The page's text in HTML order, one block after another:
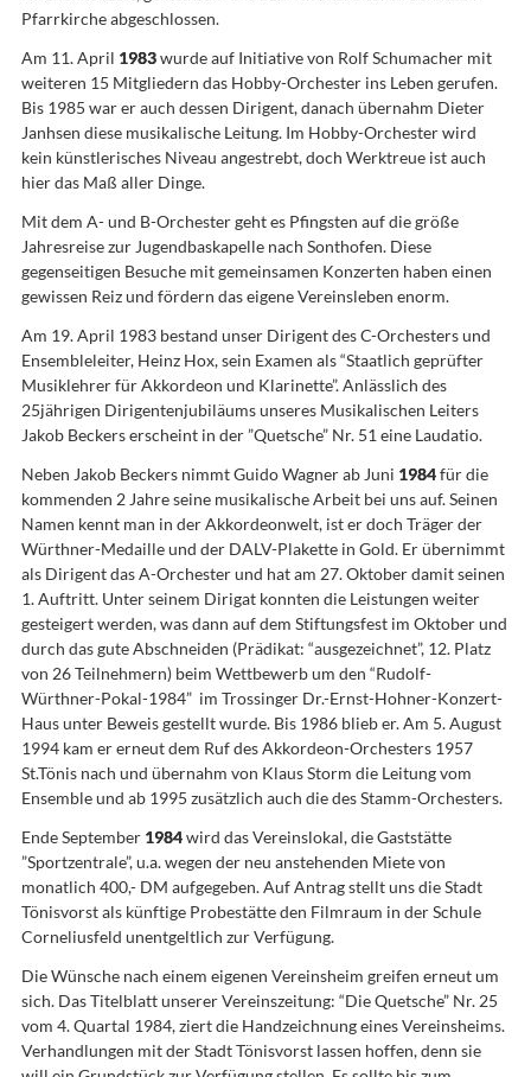
Pfarrkirche abgeschlossen.
Am 11. April 1983wurde auf Initiative von Rolf Schumacher mit
weiteren 15 Mitgliedern das Hobby-Orchester ins Leben gerufen.
Bis 1985 war er auch dessen Dirigent, danach übernahm Dieter
Janhsen diese musikalische Leitung. Im Hobby-Orchester wird
kein künstlerisches Niveau angestrebt, doch Werktreue ist auch
hier das Maß aller Dinge.
Mit dem A- und B-Orchester geht es Pfingsten auf die größe
Jahresreise zur Jugendbaskapelle nach Sonthofen. Diese
gegenseitigen Besuche mit gemeinsamen Konzerten haben einen
gewissen Reiz und fördern das eigene Vereinsleben enorm.
Am 19. April 1983 bestand unser Dirigent des C-Orchesters und
Ensembleleiter, Heinz Hox, sein Examen als “Staatlich geprüfter
Musiklehrer für Akkordeon und Klarinette”. Anlässlich des
25jährigen Dirigentenjubiläums unseres Musikalischen Leiters
Jakob Beckers erscheint in der ”Quetsche” Nr. 51 eine Laudatio.
Neben Jakob Beckers nimmt Guido Wagner ab Juni 1984für die
kommenden 2 Jahre seine musikalische Arbeit bei uns auf. Seinen
Namen kennt man in der Akkordeonwelt, ist er doch Träger der
Würthner-Medaille und der DALV-Plakette in Gold. Er übernimmt
als Dirigent das A-Orchester und hat am 27. Oktober damit seinen
1. Auftritt. Unter seinem Dirigat konnten die Leistungen weiter
gesteigert werden, was dann auf dem Stiftungsfest im Oktober und
durch das gute Abschneiden (Prädikat: “ausgezeichnet”, 12. Platz
von 26 Teilnehmern) beim Wettbewerb um den “Rudolf-
Würthner-Pokal-1984” im Trossinger Dr.-Ernst-Hohner-Konzert-
Haus unter Beweis gestellt wurde. Bis 1986 blieb er. Am 5. August
1994 kam er erneut dem Ruf des Akkordeon-Orchesters 1957
St.Tönis nach und übernahm von Klaus Storm die Leitung vom
Ensemble und ab 1995 zusätzlich auch die des Stamm-Orchesters.
Ende September 1984wird das Vereinslokal, die Gaststätte
”Sportzentrale”, u.a. wegen der neu anstehenden Miete von
monatlich 400,- DM aufgegeben. Auf Antrag stellt uns die Stadt
Tönisvorst als künftige Probestätte den Filmraum in der Schule
Corneliusfeld unentgeltlich zur Verfügung.
Die Wünsche nach einem eigenen Vereinsheim greifen erneut um
sich. Das Titelblatt unserer Vereinszeitung: “Die Quetsche” Nr. 25
vom 4. Quartal 1984, ziert die Handzeichnung eines Vereinsheims.
Verhandlungen mit der Stadt Tönisvorst lassen hoffen, denn sie